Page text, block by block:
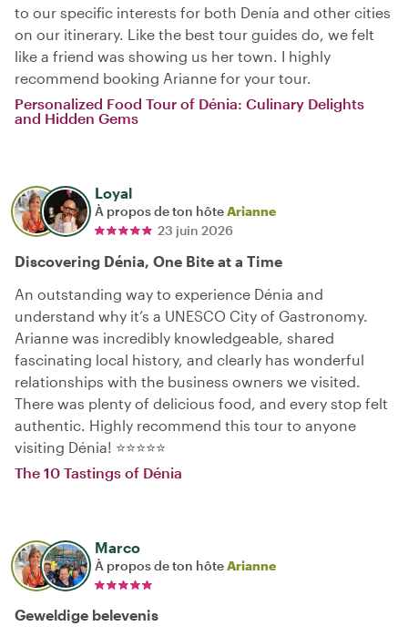
to our specific interests for both Denía and other cities
on our itinerary. Like the best tour guides do, we felt
like a friend was showing us her town. I highly
recommend booking Arianne for your tour.
Personalized Food Tour of Dénia: Culinary Delights
and Hidden Gems
Loyal
À propos de ton hôteArianne
23 juin 2026
Discovering Dénia, One Bite at a Time
An outstanding way to experience Dénia and
understand why it’s a UNESCO City of Gastronomy.
Arianne was incredibly knowledgeable, shared
fascinating local history, and clearly has wonderful
relationships with the business owners we visited.
There was plenty of delicious food, and every stop felt
authentic. Highly recommend this tour to anyone
visiting Dénia! ⭐⭐⭐⭐⭐
The 10 Tastings of Dénia
Marco
À propos de ton hôteArianne
Geweldige belevenis